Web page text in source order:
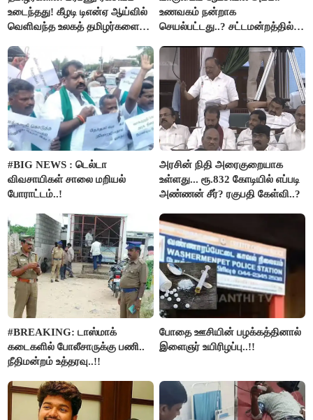
உடைந்தது! கீழடி டிஎன்ஏ ஆய்வில்
வெளிவந்த உலகத் தமிழர்களை
உணவகம் நன்றாக
செயல்பட்டது..? சட்டமன்றத்தில்
#BIG NEWS : டெல்டா
விவசாயிகள் சாலை மறியல்
போராட்டம்..!
அரசின் நிதி அரைகுறையாக
உள்ளது... ரூ.832 கோடியில் எப்படி
அண்ணன் சீர்? ரகுபதி கேள்வி..?
#BREAKING: டாஸ்மாக்
கடைகளில் போலீசாருக்கு பணி..
நீதிமன்றம் உத்தரவு..!!
போதை ஊசியின் பழக்கத்தினால்
இளைஞர் உயிரிழப்பு..!!